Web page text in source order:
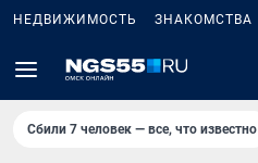
НЕДВИЖИМОСТЬ ЗНАКОМСТВА
Сбили 7 человек — все, что известно